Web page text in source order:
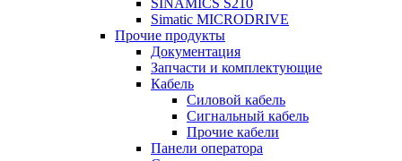
SINAMICS S210
Simatic MICRODRIVE
Прочие продукты
Документация
Запчасти и комплектующие
Кабель
Силовой кабель
Сигнальный кабель
Прочие кабели
Панели оператора